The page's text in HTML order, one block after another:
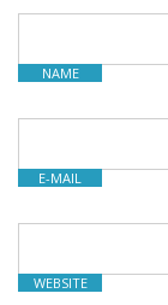
NAME
E-MAIL
WEBSITE